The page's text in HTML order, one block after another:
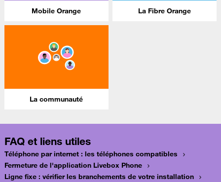
Mobile Orange La Fibre Orange
La communauté
FAQ et liens utiles
Téléphone par internet : les téléphones compatibles
Fermeture de l'application Livebox Phone
Ligne fixe : vérifier les branchements de votre installation